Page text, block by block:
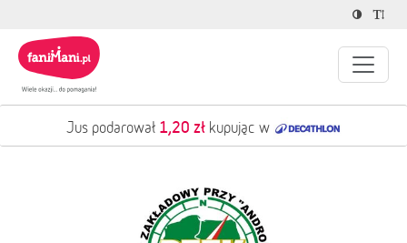
Jus podarował 1,20 złkupując w